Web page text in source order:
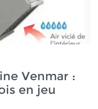
Venmar :
en jeu